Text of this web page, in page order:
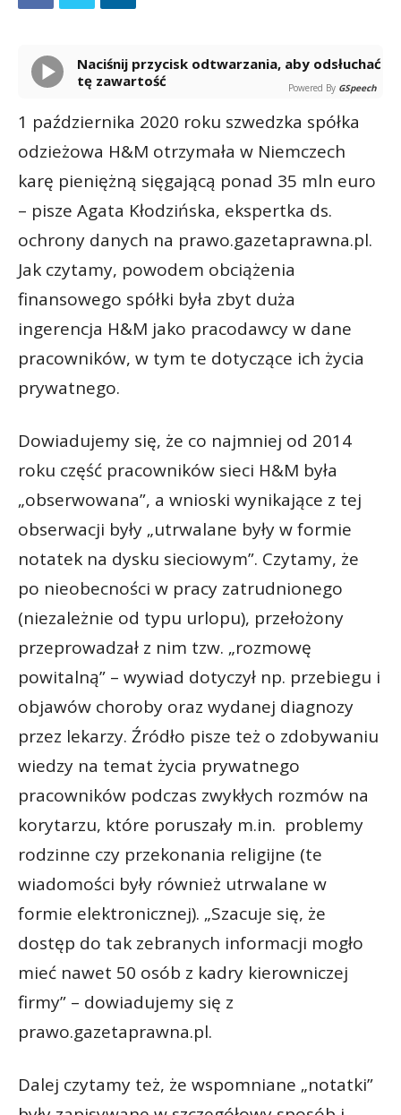
Naciśnij przycisk odtwarzania, aby odsłuchać
tę zawartość
Powered By GSpeech
1 października 2020 roku szwedzka spółka
odzieżowa H&M otrzymała w Niemczech
karę pieniężną sięgającą ponad 35 mln euro
– pisze Agata Kłodzińska, ekspertka ds.
ochrony danych na prawo.gazetaprawna.pl.
Jak czytamy, powodem obciążenia
finansowego spółki była zbyt duża
ingerencja H&M jako pracodawcy w dane
pracowników, w tym te dotyczące ich życia
prywatnego.
Dowiadujemy się, że co najmniej od 2014
roku część pracowników sieci H&M była
„obserwowana”, a wnioski wynikające z tej
obserwacji były „utrwalane były w formie
notatek na dysku sieciowym”. Czytamy, że
po nieobecności w pracy zatrudnionego
(niezależnie od typu urlopu), przełożony
przeprowadzał z nim tzw. „rozmowę
powitalną” – wywiad dotyczył np. przebiegu i
objawów choroby oraz wydanej diagnozy
przez lekarzy. Źródło pisze też o zdobywaniu
wiedzy na temat życia prywatnego
pracowników podczas zwykłych rozmów na
korytarzu, które poruszały m.in. problemy
rodzinne czy przekonania religijne (te
wiadomości były również utrwalane w
formie elektronicznej). „Szacuje się, że
dostęp do tak zebranych informacji mogło
mieć nawet 50 osób z kadry kierowniczej
firmy” – dowiadujemy się z
prawo.gazetaprawna.pl.
Dalej czytamy też, że wspomniane „notatki”